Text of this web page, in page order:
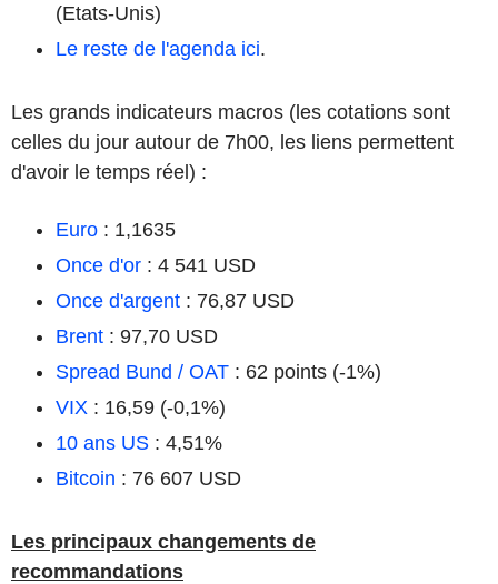
(Etats-Unis)
Le reste de l'agenda ici.
Les grands indicateurs macros (les cotations sont
celles du jour autour de 7h00, les liens permettent
d'avoir le temps réel) :
Euro : 1,1635
Once d'or : 4 541 USD
Once d'argent : 76,87 USD
Brent : 97,70 USD
Spread Bund / OAT : 62 points (-1%)
VIX : 16,59 (-0,1%)
10 ans US : 4,51%
Bitcoin : 76 607 USD
Les principaux changements de
recommandations